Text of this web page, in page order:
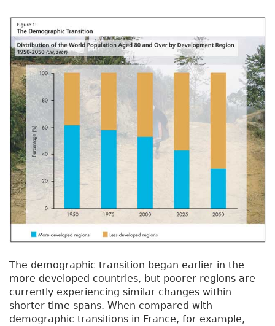
The demographic transition began earlier in the
more developed countries, but poorer regions are
currently experiencing similar changes within
shorter time spans. When compared with
demographic transitions in France, for example,